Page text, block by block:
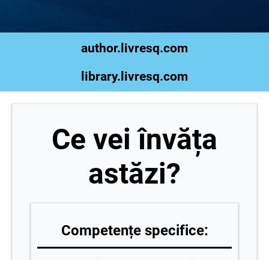
author.livresq.com
library.livresq.com
Ce vei învăța
astăzi?
Competențe specifice: